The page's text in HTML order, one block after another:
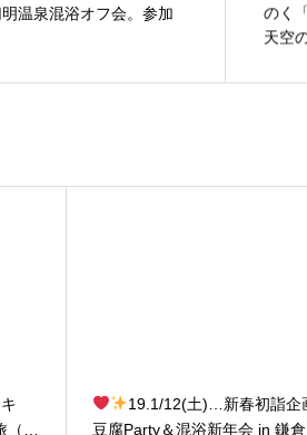
温泉混浴オフ会。参加
のく
天空
（…
19.1/12(土)…新春初詣企
豆腐Party＆混浴新年会 in 鎌倉